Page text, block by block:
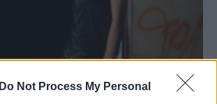
Do Not Process My Personal